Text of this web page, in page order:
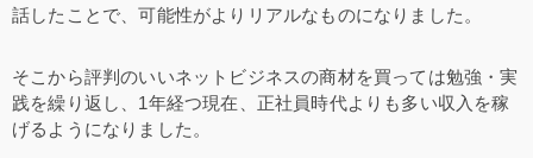
話したことで、可能性がよりリアルなものになりました。
そこから評判のいいネットビジネスの商材を買っては勉強・実
践を繰り返し、1年経つ現在、正社員時代よりも多い収入を稼
げるようになりました。